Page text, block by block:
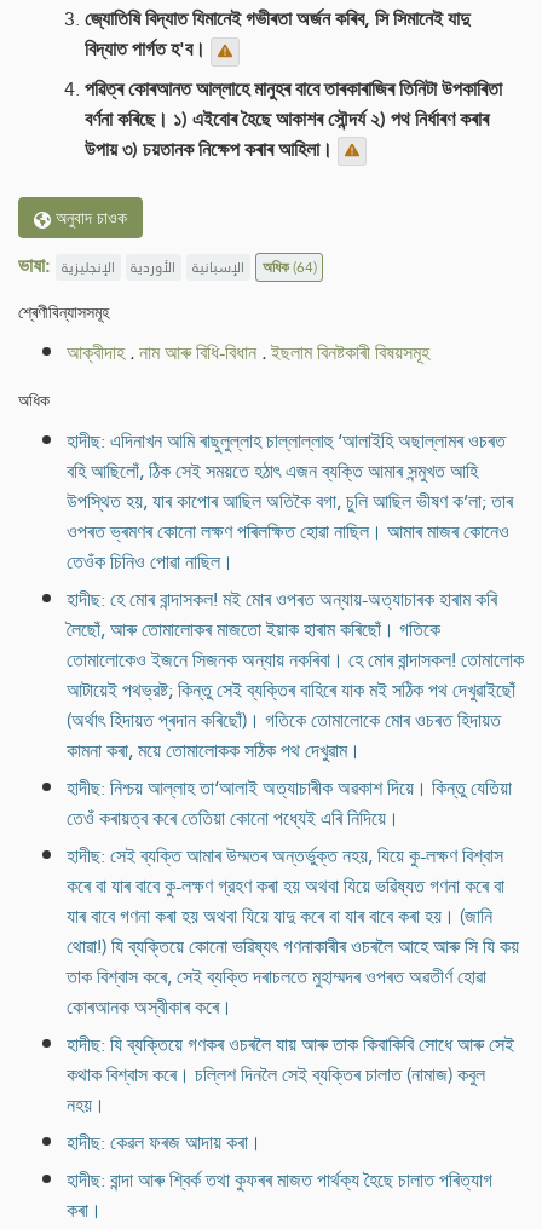
জ্যোতিষি বিদ্যাত যিমানেই গভীৰতা অৰ্জন কৰিব, সি সিমানেই যাদু
বিদ্যাত পাৰ্গত হ'ব।
পৱিত্ৰ কোৰআনত আল্লাহে মানুহৰ বাবে তাৰকাৰাজিৰ তিনিটা উপকাৰিতা
বৰ্ণনা কৰিছে। ১) এইবোৰ হৈছে আকাশৰ সৌন্দৰ্য ২) পথ নিৰ্ধাৰণ কৰাৰ
উপায় ৩) চয়তানক নিক্ষেপ কৰাৰ আহিলা।
অনুবাদ চাওক
ভাষা: الإنجليزية الأوردية الإسبانية অধিক(64)
শ্ৰেণীবিন্যাসসমূহ
আক্বীদাহ.নাম আৰু বিধি-বিধান.ইছলাম বিনষ্টকাৰী বিষয়সমূহ
অধিক
হাদীছ: এদিনাখন আমি ৰাছুলুল্লাহ চাল্লাল্লাহু ‘আলাইহি অছাল্লামৰ ওচৰত
বহি আছিলোঁ, ঠিক সেই সময়তে হঠাৎ এজন ব্যক্তি আমাৰ সন্মুখত আহি
উপস্থিত হয়, যাৰ কাপোৰ আছিল অতিকৈ বগা, চুলি আছিল ভীষণ ক’লা; তাৰ
ওপৰত ভ্ৰমণৰ কোনো লক্ষণ পৰিলক্ষিত হোৱা নাছিল। আমাৰ মাজৰ কোনেও
তেওঁক চিনিও পোৱা নাছিল।
হাদীছ: হে মোৰ বান্দাসকল! মই মোৰ ওপৰত অন্যায়-অত্যাচাৰক হাৰাম কৰি
লৈছোঁ, আৰু তোমালোকৰ মাজতো ইয়াক হাৰাম কৰিছোঁ। গতিকে
তোমালোকেও ইজনে সিজনক অন্যায় নকৰিবা। হে মোৰ বান্দাসকল! তোমালোক
আটায়েই পথভ্রষ্ট; কিন্তু সেই ব্যক্তিৰ বাহিৰে যাক মই সঠিক পথ দেখুৱাইছোঁ
(অৰ্থাৎ হিদায়ত প্ৰদান কৰিছোঁ)। গতিকে তোমালোকে মোৰ ওচৰত হিদায়ত
কামনা কৰা, ময়ে তোমালোকক সঠিক পথ দেখুৱাম।
হাদীছ: নিশ্চয় আল্লাহ তা‘আলাই অত্যাচাৰীক অৱকাশ দিয়ে। কিন্তু যেতিয়া
তেওঁ কৰায়ত্ব কৰে তেতিয়া কোনো পধ্যেই এৰি নিদিয়ে।
হাদীছ: সেই ব্যক্তি আমাৰ উম্মতৰ অন্তর্ভুক্ত নহয়, যিয়ে কু-লক্ষণ বিশ্বাস
কৰে বা যাৰ বাবে কু-লক্ষণ গ্রহণ কৰা হয় অথবা যিয়ে ভৱিষ্যত গণনা কৰে বা
যাৰ বাবে গণনা কৰা হয় অথবা যিয়ে যাদু কৰে বা যাৰ বাবে কৰা হয়। (জানি
থোৱা!) যি ব্যক্তিয়ে কোনো ভৱিষ্যৎ গণনাকাৰীৰ ওচৰলৈ আহে আৰু সি যি কয়
তাক বিশ্বাস কৰে, সেই ব্যক্তি দৰাচলতে মুহাম্মদৰ ওপৰত অৱতীর্ণ হোৱা
কোৰআনক অস্বীকাৰ কৰে।
হাদীছ: যি ব্যক্তিয়ে গণকৰ ওচৰলৈ যায় আৰু তাক কিবাকিবি সোধে আৰু সেই
কথাক বিশ্বাস কৰে। চল্লিশ দিনলৈ সেই ব্যক্তিৰ চালাত (নামাজ) কবুল
নহয়।
হাদীছ: কেৱল ফৰজ আদায় কৰা।
হাদীছ: বান্দা আৰু শ্বিৰ্ক তথা কুফৰৰ মাজত পাৰ্থক্য হৈছে চালাত পৰিত্যাগ
কৰা।